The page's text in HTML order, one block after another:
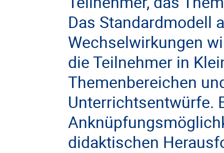
Das Standardmodell
Wechselwirkungen
die Teilnehmer in
Themenbereichen
Unterrichtsentwürfe.
didaktischen